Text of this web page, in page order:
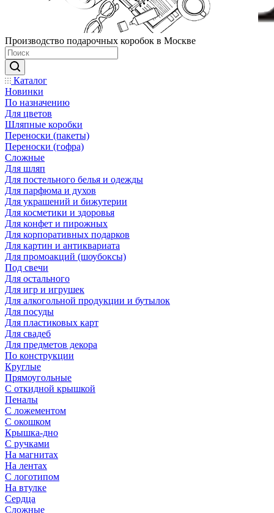
Производство подарочных коробок в Москве
Каталог
Новинки
По назначению
Для цветов
Шляпные коробки
Переноски (пакеты)
Переноски (гофра)
Сложные
Для шляп
Для постельного белья и одежды
Для парфюма и духов
Для украшений и бижутерии
Для косметики и здоровья
Для конфет и пирожных
Для корпоративных подарков
Для картин и антиквариата
Для промоакций (шоубоксы)
Под свечи
Для остального
Для игр и игрушек
Для алкогольной продукции и бутылок
Для посуды
Для пластиковых карт
Для свадеб
Для предметов декора
По конструкции
Круглые
Прямоугольные
С откидной крышкой
Пеналы
С ложементом
С окошком
Крышка-дно
С ручками
На магнитах
На лентах
С логотипом
На втулке
Сердца
Сложные